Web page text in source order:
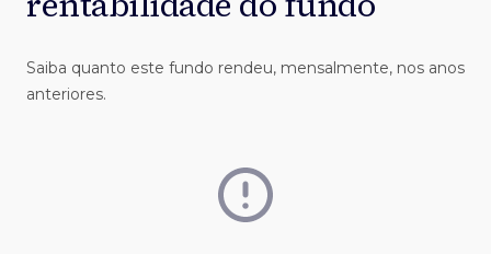
Saiba quanto este fundo rendeu, mensalmente, nos anos
anteriores.